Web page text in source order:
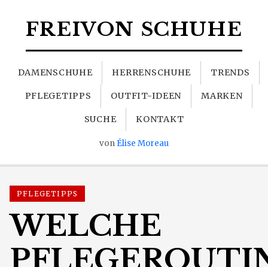
FREIVON SCHUHE
DAMENSCHUHE HERRENSCHUHE TRENDS
PFLEGETIPPS OUTFIT-IDEEN MARKEN
SUCHE KONTAKT
von Élise Moreau
PFLEGETIPPS
WELCHE